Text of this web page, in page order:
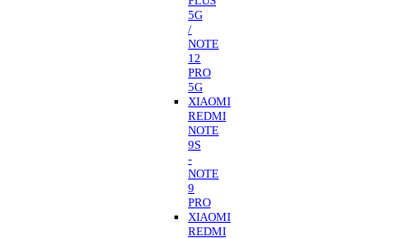
5G
/
NOTE
12
PRO
5G
XIAOMI
REDMI
NOTE
9S
-
NOTE
9
PRO
XIAOMI
REDMI